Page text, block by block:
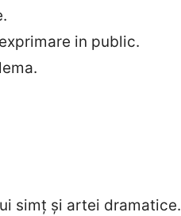
in public.
simț și artei dramatice.